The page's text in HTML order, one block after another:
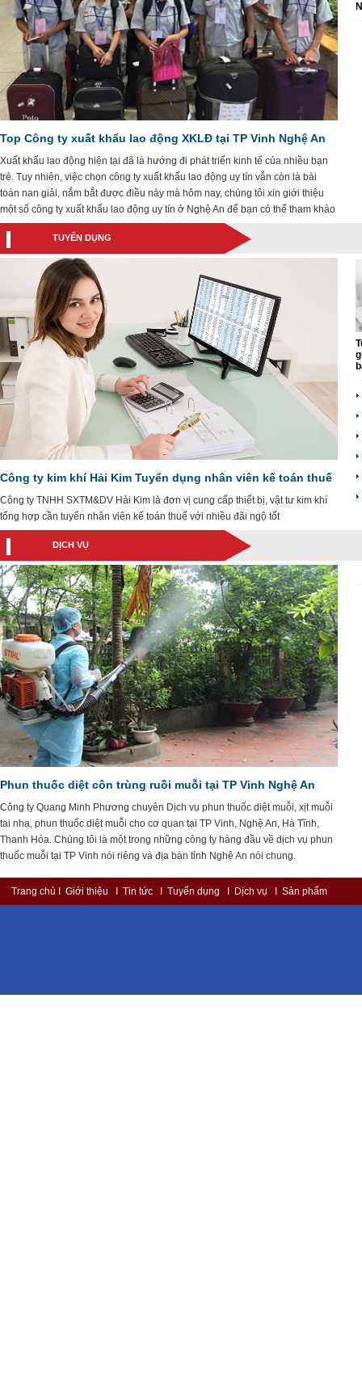
Top Công ty xuất khẩu lao động XKLĐ tại TP Vinh Nghệ An
Xuất khẩu lao động hiện tại đã là hướng đi phát triển kinh tế của nhiều bạn
trẻ. Tuy nhiên, việc chọn công ty xuất khẩu lao động uy tín vẫn còn là bài
toán nan giải, nắm bắt được điều này mà hôm nay, chúng tôi xin giới thiệu
một số công ty xuất khẩu lao động uy tín ở Nghệ An để bạn có thể tham khảo
TUYỂN DỤNG
Công ty kim khí Hải Kim Tuyển dụng nhân viên kế toán thuế
Công ty TNHH SXTM&DV Hải Kim là đơn vị cung cấp thiết bị, vật tư kim khí
tổng hợp cần tuyển nhân viên kế toán thuế với nhiều đãi ngộ tốt
DỊCH VỤ
Phun thuốc diệt côn trùng ruồi muỗi tại TP Vinh Nghệ An
Công ty Quang Minh Phương chuyên Dịch vụ phun thuốc diệt muỗi, xịt muỗi
tai nha, phun thuốc diệt muỗi cho cơ quan tại TP Vinh, Nghệ An, Hà Tĩnh,
Thanh Hóa. Chúng tôi là một trong những công ty hàng đầu về dịch vụ phun
thuốc muỗi tại TP Vinh nói riêng và địa bàn tỉnh Nghệ An nói chung.
Trang chủ I Giới thiệu I Tin tức I Tuyển dụng I Dịch vụ I Sản phẩm